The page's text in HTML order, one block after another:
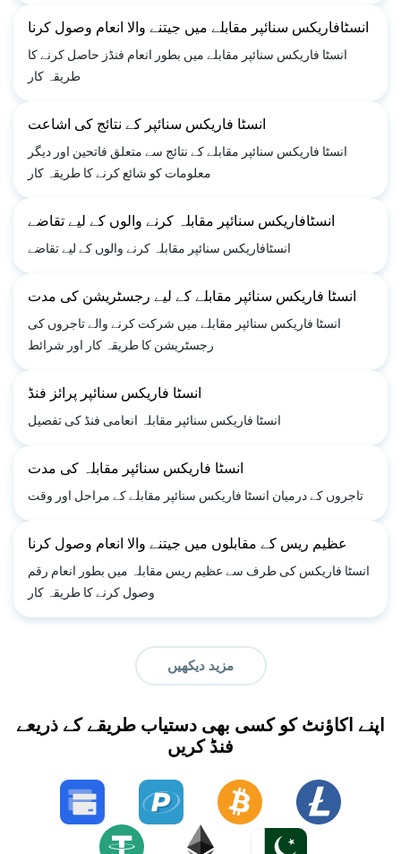
انسٹافاریکس سنائپر مقابلے میں جیتنے والا انعام وصول کرنا
انسٹا فاریکس سنائپر مقابلے میں بطور انعام فنڈز حاصل کرنے کا
طریقہ کار
انسٹا فاریکس سنائپر کے نتائج کی اشاعت
انسٹا فاریکس سنائپر مقابلے کے نتائج سے متعلق فاتحین اور دیگر
معلومات کو شائع کرنے کا طریقہ کار
انسٹافاریکس سنائپر مقابلہ کرنے والوں کے لیے تقاضے
انسٹافاریکس سنائپر مقابلہ کرنے والوں کے لیے تقاضے
انسٹا فاریکس سنائپر مقابلے کے لیے رجسٹریشن کی مدت
انسٹا فاریکس سنائپر مقابلے میں شرکت کرنے والے تاجروں کی
رجسٹریشن کا طریقہ کار اور شرائط
انسٹا فاریکس سنائپر پرائز فنڈ
انسٹا فاریکس سنائپر مقابلہ انعامی فنڈ کی تفصیل
انسٹا فاریکس سنائپر مقابلہ کی مدت
تاجروں کے درمیان انسٹا فاریکس سنائپر مقابلے کے مراحل اور وقت
عظیم ریس کے مقابلوں میں جیتنے والا انعام وصول کرنا
انسٹا فاریکس کی طرف سے عظیم ریس مقابلہ میں بطور انعام رقم
وصول کرنے کا طریقہ کار
مزید دیکھیں
اپنے اکاؤنٹ کو کسی بھی دستیاب طریقے کے ذریعے
فنڈ کریں